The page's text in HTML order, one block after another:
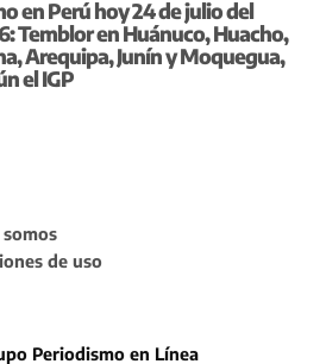
en Perú hoy 24 de julio del
Temblor en Huánuco, Huacho,
Arequipa, Junín y Moquegua,
el IGP
de uso
Periodismo en Línea